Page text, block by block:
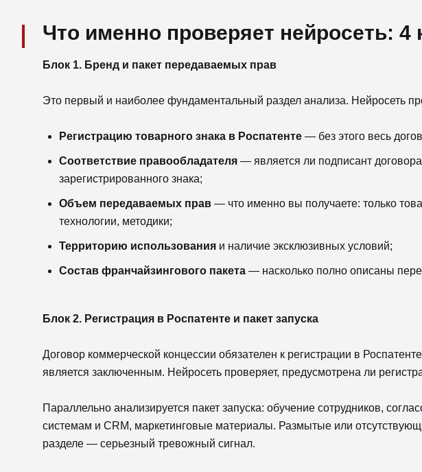
Что именно проверяет нейросеть:
Блок 1. Бренд и пакет передаваемых прав
Это первый и наиболее фундаментальный раздел анализа. Нейросеть
Регистрацию товарного знака в Роспатенте — без этого весь
Соответствие правообладателя — является ли подписант
зарегистрированного знака;
Объем передаваемых прав — что именно вы получаете: только
технологии, методики;
Территорию использования и наличие эксклюзивных условий;
Состав франчайзингового пакета — насколько полно описаны
Блок 2. Регистрация в Роспатенте и пакет запуска
Договор коммерческой концессии обязателен к регистрации в
является заключенным. Нейросеть проверяет, предусмотрена ли
Параллельно анализируется пакет запуска: обучение сотрудников,
системам и CRM, маркетинговые материалы. Размытые или
разделе — серьезный тревожный сигнал.